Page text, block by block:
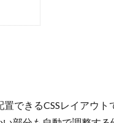
できるCSSレイアウト